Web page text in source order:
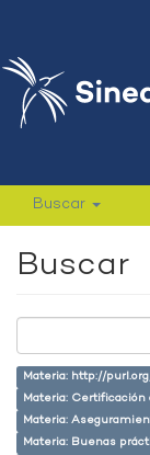
Buscar
Buscar
Materia: http://
Materia:
Materia:
Materia: Buenas